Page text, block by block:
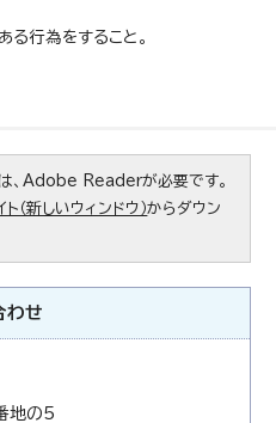
る行為をすること。
、Adobe Readerが必要です。
（新しいウィンドウ）からダウン
わせ
地の5